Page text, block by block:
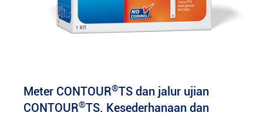
Meter CONTOUR®TS dan jalur ujian
CONTOUR®TS. Kesederhanaan dan